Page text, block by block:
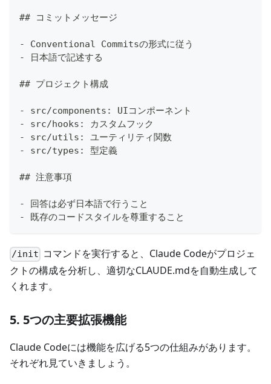
## コミットメッセージ
-
Conventional Commitsの形式に従う
-
日本語で記述する
## プロジェクト構成
-
src/components: UIコンポーネント
-
src/hooks: カスタムフック
-
src/utils: ユーティリティ関数
-
src/types: 型定義
## 注意事項
-
回答は必ず日本語で行うこと
-
既存のコードスタイルを尊重すること
/init コマンドを実行すると、Claude Codeがプロジェ
クトの構成を分析し、適切なCLAUDE.mdを自動生成して
くれます。
5. 5つの主要拡張機能
Claude Codeには機能を広げる5つの仕組みがあります。
それぞれ見ていきましょう。